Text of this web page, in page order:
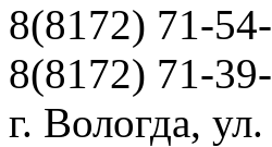
8(8172) 71-
8(8172) 71-
г. Вологда,